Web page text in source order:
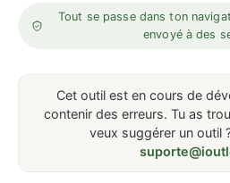
Tout se passe dans ton
envoyé à des
Cet outil est en cours de
contenir des erreurs. Tu as
veux suggérer un outil